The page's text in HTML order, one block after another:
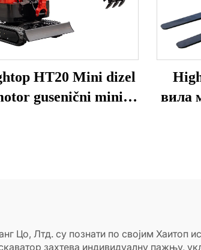
HT20 Mini dizel
gusenični mini
вила
Цо, Лтд. су познати по својим
захтева индивидуалну